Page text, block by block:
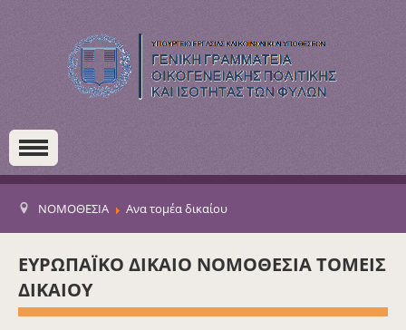
ΝΟΜΟΘΕΣΙΑ Ανα τομέα δικαίου
ΕΥΡΩΠΑΪΚΟ ΔΙΚΑΙΟ ΝΟΜΟΘΕΣΙΑ ΤΟΜΕΙΣ
ΔΙΚΑΙΟΥ